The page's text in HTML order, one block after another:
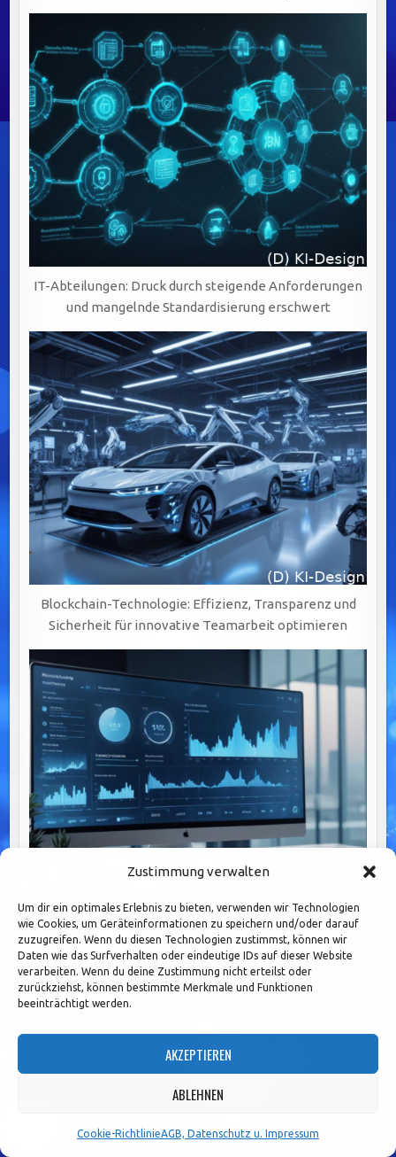
Zustimmung verwalten
Um dir ein optimales Erlebnis zu bieten, verwenden wir Technologien
wie Cookies, um Geräteinformationen zu speichern und/oder darauf
zuzugreifen. Wenn du diesen Technologien zustimmst, können wir
Daten wie das Surfverhalten oder eindeutige IDs auf dieser Website
verarbeiten. Wenn du deine Zustimmung nicht erteilst oder
zurückziehst, können bestimmte Merkmale und Funktionen
beeinträchtigt werden.
AKZEPTIEREN
ABLEHNEN
Cookie-RichtlinieAGB, Datenschutz u. Impressum
IT-Abteilungen: Druck durch steigende Anforderungen
und mangelnde Standardisierung erschwert
Blockchain-Technologie: Effizienz, Transparenz und
Sicherheit für innovative Teamarbeit optimieren
Digitalisierung: Wachstumshebel für Effizienz und
Wettbewerbsfähigkeit im Mittelstand nutzen
Beiträge